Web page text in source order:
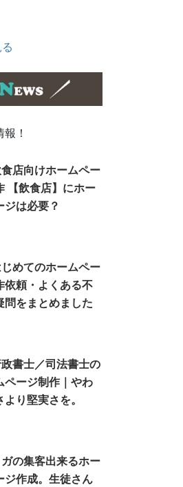
！
店向けホームペー
【飲食店】にホー
ジは必要？
めてのホームペー
依頼・よくある不
問をまとめました
書士／司法書士の
ページ制作｜やわ
より堅実さを。
の集客出来るホー
ジ作成。生徒さん